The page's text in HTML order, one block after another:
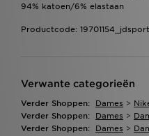
94% katoen/6% elastaan
Productcode:
Verwante categorieën
Verder Shoppen: Dames >
Verder Shoppen:
Dames >
Verder Shoppen:
Dames >